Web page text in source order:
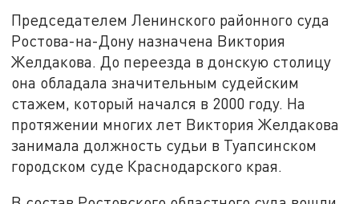
Председателем Ленинского районного суда
Ростова-на-Дону назначена Виктория
Желдакова. До переезда в донскую столицу
она обладала значительным судейским
стажем, который начался в 2000 году. На
протяжении многих лет Виктория Желдакова
занимала должность судьи в Туапсинском
городском суде Краснодарского края.